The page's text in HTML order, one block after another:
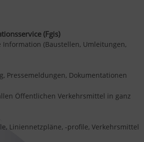
(Fgis)
Information (Baustellen, Umleitungen,
Pressemeldungen, Dokumentationen
Öffentlichen Verkehrsmittel in ganz
Liniennetzpläne, -profile, Verkehrsmittel